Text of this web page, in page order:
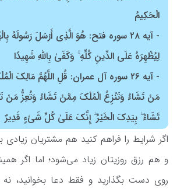
الْحَكِيمُ
- آیه ۲۸ سوره فتح: هُوَ الَّذِي أَرْسَلَ
لِيُظْهِرَهُ عَلَى الدِّينِ كُلِّهِ ۚ وَكَفَىٰ بِاللَّهِ شَهِيدًا
- آیه ۲۶ سوره آل عمران: قُلِ اللَّهُمَّ مَالِكَ
مَنْ تَشَاءُ وَتَنْزِعُ الْمُلْكَ مِمَّنْ تَشَاءُ وَتُعِزُّ مَنْ
تَشَاءُ ۖ بِيَدِكَ الْخَيْرُ ۖ إِنَّكَ عَلَىٰ كُلِّ شَيْءٍ قَدِيرٌ
اگر شرایط را فراهم کنید هم مشتریان زیادی
و هم رزق روزیتان زیاد می‌شود؛ اما اگر
روی دست بگذارید و فقط دعا بخوانید، نه